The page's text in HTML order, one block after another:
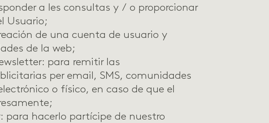
a les consultas y / o proporcionar
Usuario;
de una cuenta de usuario y
de la web;
: para remitir las
per email, SMS, comunidades
o físico, en caso de que el
: para hacerlo partícipe de nuestro